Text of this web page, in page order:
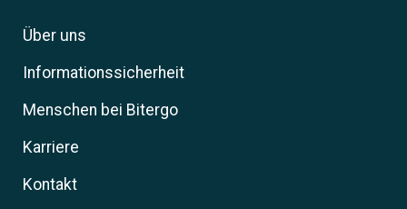
Über uns
Informationssicherheit
Menschen bei Bitergo
Karriere
Kontakt